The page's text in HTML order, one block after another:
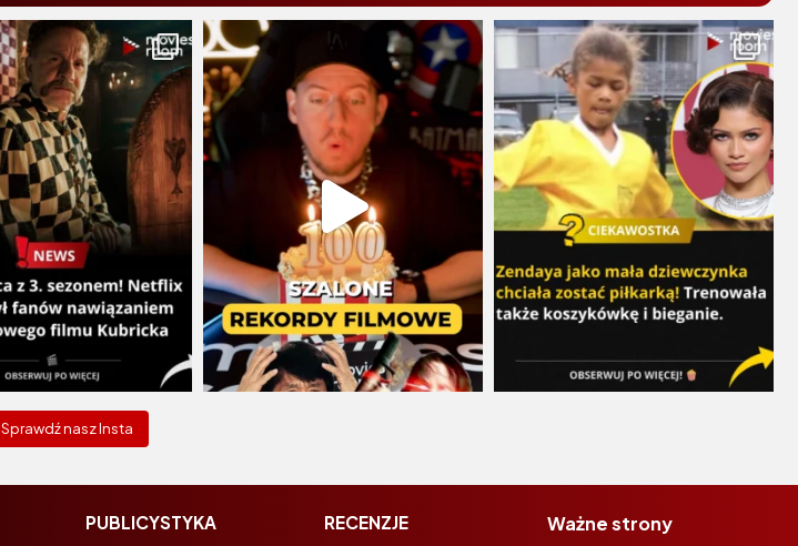
Sprawdź nasz Insta
PUBLICYSTYKA RECENZJE Ważne strony